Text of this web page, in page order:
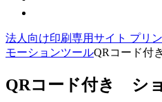
法人向け印刷専用サイト プリ
モーションツールQRコード付
QRコード付き シ